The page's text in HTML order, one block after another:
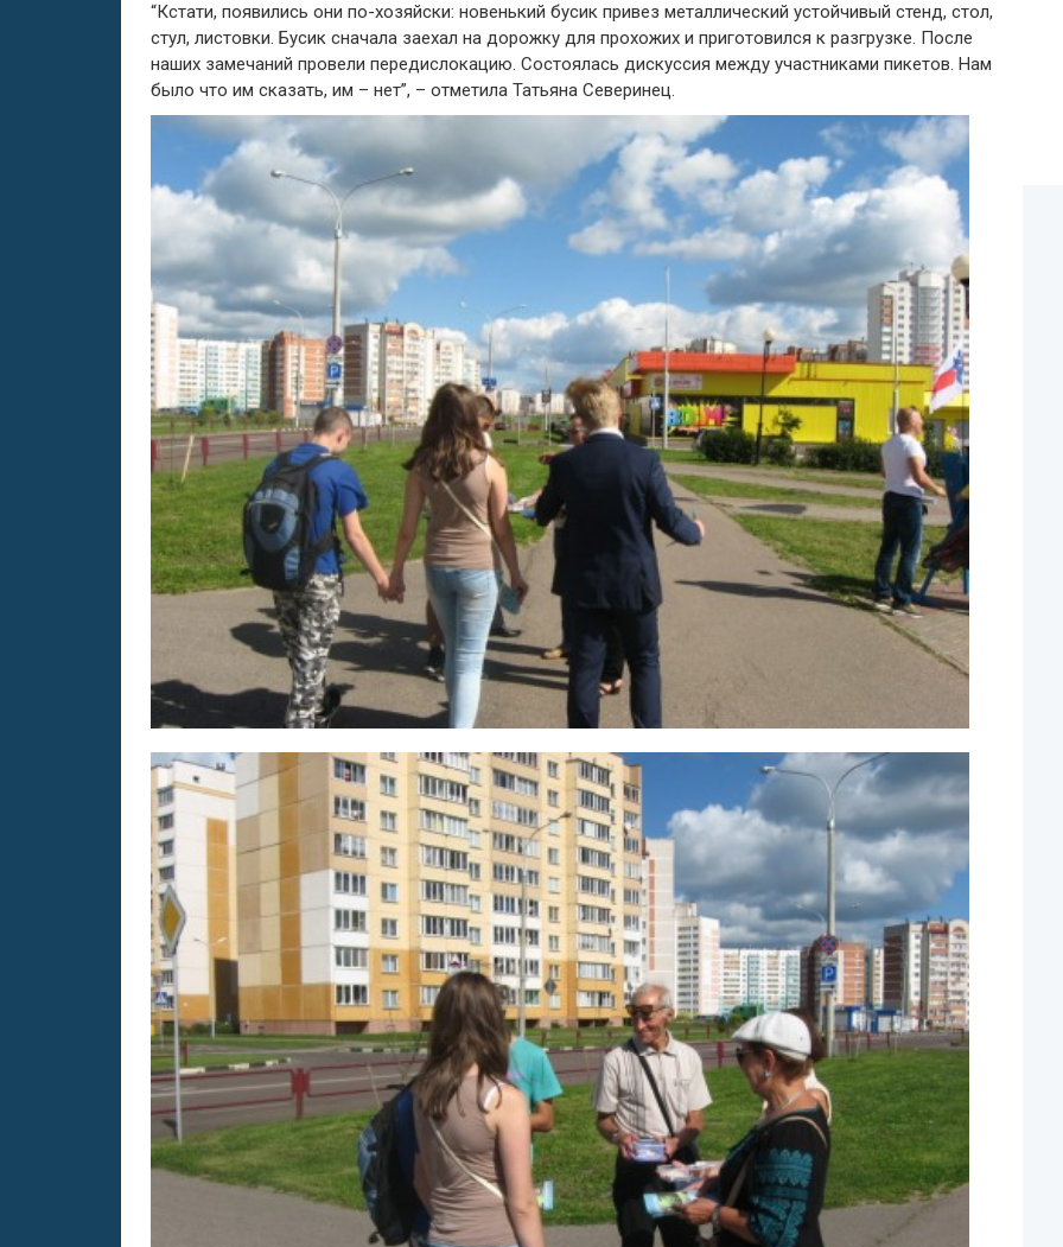
“Кстати, появились они по-хозяйски: новенький бусик привез металлический устойчивый стенд, стол,
стул, листовки. Бусик сначала заехал на дорожку для прохожих и приготовился к разгрузке. После
наших замечаний провели передислокацию. Состоялась дискуссия между участниками пикетов. Нам
было что им сказать, им – нет”, – отметила Татьяна Северинец.